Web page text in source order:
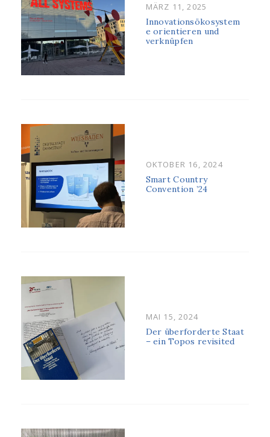
POSTED
ON
MÄRZ 11, 2025
Innovationsökosystem
e orientieren und
verknüpfen
POSTED
ON
OKTOBER 16, 2024
Smart Country
Convention ’24
POSTED
ON
MAI 15, 2024
Der überforderte Staat
– ein Topos revisited